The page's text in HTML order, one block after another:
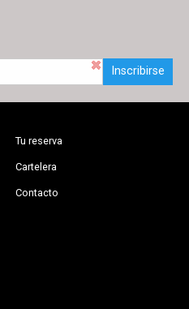
Inscribirse
Tu reserva
Cartelera
Contacto